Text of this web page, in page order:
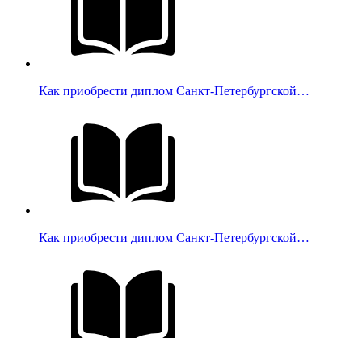
Как приобрести диплом Санкт-Петербургской…
Как приобрести диплом Санкт-Петербургской…